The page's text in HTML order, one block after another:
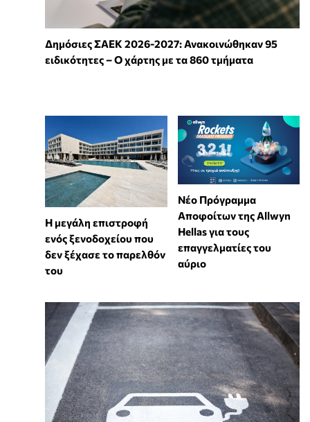
Δημόσιες ΣΑΕΚ 2026-2027: Ανακοινώθηκαν 95
ειδικότητες – Ο χάρτης με τα 860 τμήματα
Η μεγάλη επιστροφή
ενός ξενοδοχείου που
δεν ξέχασε το παρελθόν
του
Νέο Πρόγραμμα
Αποφοίτων της Allwyn
Hellas για τους
επαγγελματίες του
αύριο